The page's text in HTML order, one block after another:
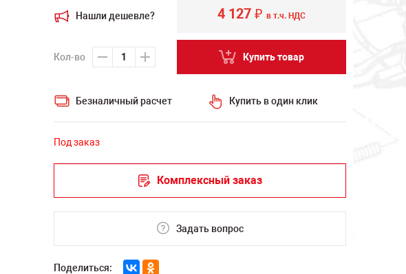
Нашли дешевле?
Кол-во
4 127 ₽ в т.ч. НДС
Купить товар
Безналичный расчет Купить в один клик
Под заказ
Комплексный заказ
Задать вопрос
Поделиться: